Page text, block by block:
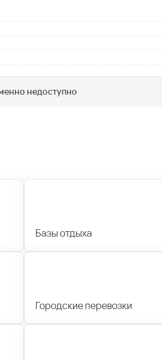
недоступно
Базы отдыха
Городские перевозки